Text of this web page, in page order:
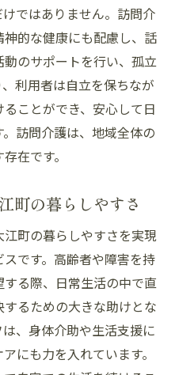
ではありません。訪問介
的な健康にも配慮し、話
のサポートを行い、孤立
利用者は自立を保ちなが
ことができ、安心して日
訪問介護は、地域全体の
在です。
町の暮らしやすさ
町の暮らしやすさを実現
です。高齢者や障害を持
る際、日常生活の中で直
るための大きな助けとな
、身体介助や生活支援に
にも力を入れています。